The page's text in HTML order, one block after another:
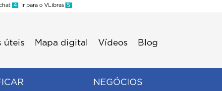
4 Ir para o VLibras 5
úteis Mapa digital Vídeos Blog
NEGÓCIOS